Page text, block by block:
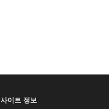
사이트 정보